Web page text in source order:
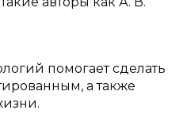
помогает сделать
а также